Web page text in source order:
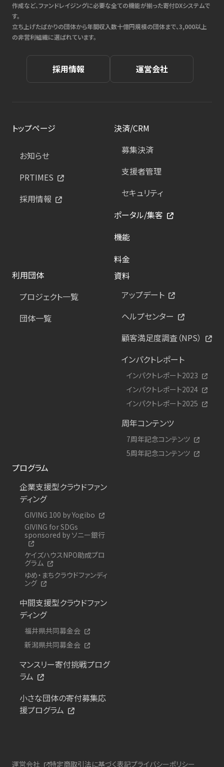
作成など、ファンドレイジングに必要な全ての機能が揃った寄付DXシステムで
す。
立ち上げたばかりの団体から年間収入数十億円規模の団体まで、3,000以上
の非営利組織に選ばれています。
採用情報 運営会社
トップページ
お知らせ
PRTIMES
採用情報
決済/CRM
募集決済
支援者管理
セキュリティ
ポータル/集客
機能
料金
利用団体
プロジェクト一覧
団体一覧
資料
アップデート
ヘルプセンター
顧客満足度調査（NPS）
インパクトレポート
インパクトレポート2023
インパクトレポート2024
インパクトレポート2025
周年コンテンツ
7周年記念コンテンツ
5周年記念コンテンツ
プログラム
企業支援型クラウドファン
ディング
GIVING 100 by Yogibo
GIVING for SDGs
sponsored by ソニー銀行
ケイズハウスNPO助成プロ
グラム
ゆめ・まちクラウドファンディ
ング
中間支援型クラウドファン
ディング
福井県共同募金会
新潟県共同募金会
マンスリー寄付挑戦プログ
ラム
小さな団体の寄付募集応
援プログラム
運営会社 特定商取引法に基づく表記プライバシーポリシー